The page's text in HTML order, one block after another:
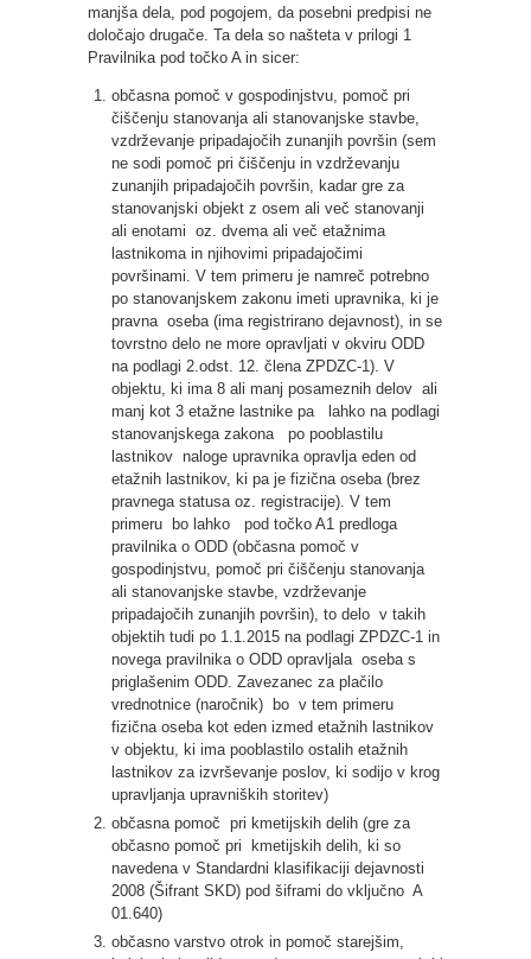
manjša dela, pod pogojem, da posebni predpisi ne
določajo drugače. Ta dela so našteta v prilogi 1
Pravilnika pod točko A in sicer:
občasna pomoč v gospodinjstvu, pomoč pri
čiščenju stanovanja ali stanovanjske stavbe,
vzdrževanje pripadajočih zunanjih površin (sem
ne sodi pomoč pri čiščenju in vzdrževanju
zunanjih pripadajočih površin, kadar gre za
stanovanjski objekt z osem ali več stanovanji
ali enotami oz. dvema ali več etažnima
lastnikoma in njihovimi pripadajočimi
površinami. V tem primeru je namreč potrebno
po stanovanjskem zakonu imeti upravnika, ki je
pravna oseba (ima registrirano dejavnost), in se
tovrstno delo ne more opravljati v okviru ODD
na podlagi 2.odst. 12. člena ZPDZC-1). V
objektu, ki ima 8 ali manj posameznih delov ali
manj kot 3 etažne lastnike pa lahko na podlagi
stanovanjskega zakona po pooblastilu
lastnikov naloge upravnika opravlja eden od
etažnih lastnikov, ki pa je fizična oseba (brez
pravnega statusa oz. registracije). V tem
primeru bo lahko pod točko A1 predloga
pravilnika o ODD (občasna pomoč v
gospodinjstvu, pomoč pri čiščenju stanovanja
ali stanovanjske stavbe, vzdrževanje
pripadajočih zunanjih površin), to delo v takih
objektih tudi po 1.1.2015 na podlagi ZPDZC-1 in
novega pravilnika o ODD opravljala oseba s
priglašenim ODD. Zavezanec za plačilo
vrednotnice (naročnik) bo v tem primeru
fizična oseba kot eden izmed etažnih lastnikov
v objektu, ki ima pooblastilo ostalih etažnih
lastnikov za izvrševanje poslov, ki sodijo v krog
upravljanja upravniških storitev)
občasna pomoč pri kmetijskih delih (gre za
občasno pomoč pri kmetijskih delih, ki so
navedena v Standardni klasifikaciji dejavnosti
2008 (Šifrant SKD) pod šiframi do vključno A
01.640)
občasno varstvo otrok in pomoč starejšim,